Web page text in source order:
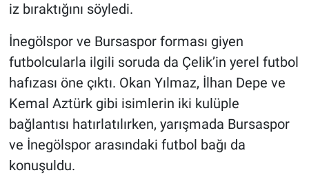
iz bıraktığını söyledi.
İnegölspor ve Bursaspor forması giyen
futbolcularla ilgili soruda da Çelik’in yerel futbol
hafızası öne çıktı. Okan Yılmaz, İlhan Depe ve
Kemal Aztürk gibi isimlerin iki kulüple
bağlantısı hatırlatılırken, yarışmada Bursaspor
ve İnegölspor arasındaki futbol bağı da
konuşuldu.